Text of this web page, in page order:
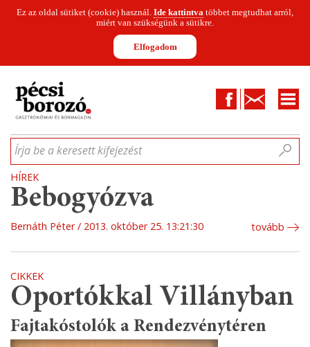
Ez az oldal sütiket (cookie) használ. Ide kattintva többet megtudhat arról,
miért van szükségünk a sütikre.
Elfogadom
FacebookKapcsolat
CIKKEKHÍREKINFOGRAFIKÁKMUNKATÁRSAKWINESOFA
Írja be a keresett kifejezést
HÍREK
Bebogyózva
Bernáth Péter 2013. október 25. 13:21:30 tovább
CIKKEK
Oportókkal Villányban
Fajtakóstolók a Rendezvénytéren